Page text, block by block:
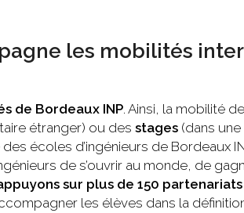
les mobilités
de Bordeaux INP. Ainsi, la mobilité
étranger) ou des stages (dans
écoles d’ingénieurs de Bordeaux
de s’ouvrir au monde, de
sur plus de 150
les élèves dans la